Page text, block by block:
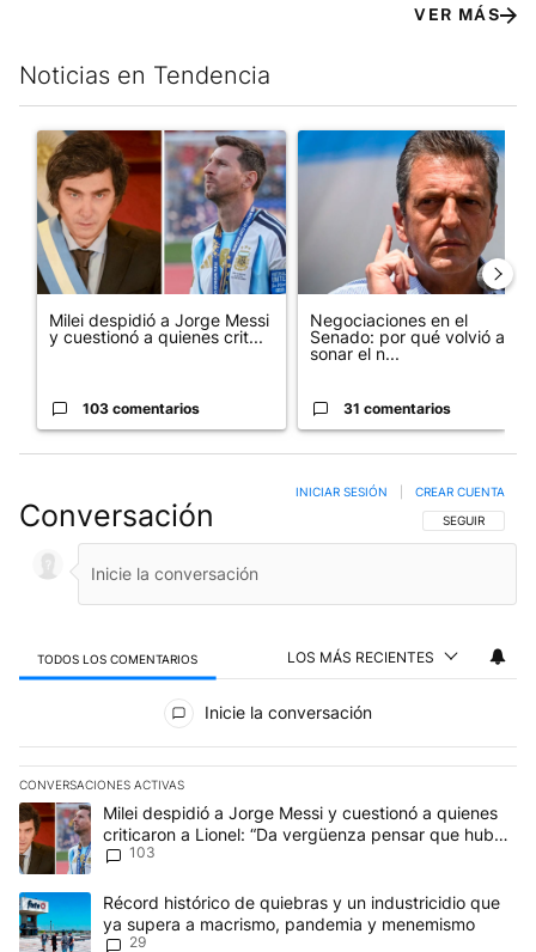
VER MÁS
Noticias en Tendencia
Este listado muestra los artículos con más comentarios en los
Un artículo de tendencia con el título "Milei despidió a Jorge
Milei despidió a Jorge Messi
y cuestionó a quienes crit...
103 comentarios
Un artículo de tendencia con
Negociaciones en el
Senado: por qué volvió a
sonar el n...
31 comentarios
Conversación SIGA ESTA
SEGUIR
INICIAR SESIÓN CREAR CUENTA
TODOS LOS COMENTARIOS LOS MÁS RECIENTES
Inicie la conversación
CONVERSACIONES ACTIVAS
Este listado muestra los artículos con más comentarios en los
Un artículo de tendencia con el título "Milei despidió a Jorge
Milei despidió a Jorge Messi y cuestionó a quienes
criticaron a Lionel: “Da vergüenza pensar que hubo
anti-Messi”
103
Un artículo de tendencia con el título "Récord histórico de
Récord histórico de quiebras y un industricidio que
ya supera a macrismo, pandemia y menemismo
29